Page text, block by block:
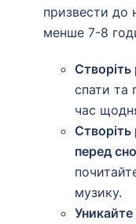
призвести до
менше 7-8
спати та
час
перед
музику.